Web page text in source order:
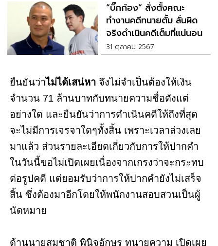
“บิ๊กก้อง” สั่งตั้งคณะ
ทำงานคดีทนายตั้ม ลั่นผิด
จริงดำเนินคดีเต็มที่แน่นอน
31 ตุลาคม 2567
ยืนยันว่าไม่ได้เสน่หา จึงไม่จำเป็นต้องให้เงิน
จำนวน 71 ล้านบาทกับทนายความชื่อดังแต่
อย่างใด และยืนยันว่าการดำเนินคดีให้ถึงที่สุด
จะไม่มีการเจรจาใดๆทั้งสิ้น เพราะเวลาล่วงเลย
มาแล้ว ส่วนรายละเอียดเกี่ยวกับการให้ปากคำ
ในวันนี้ขอไม่เปิดเผยเนื่องจากเกรงว่าจะกระทบ
ต่อรูปคดี แต่ยอมรับว่าการให้ปากคำยังไม่เสร็จ
สิ้น ซึ่งต้องมาอีกโดยให้พนักงานสอบสวนเป็นผู้
นัดหมาย
ด้านนายสมชาติ พินิจอักษร ทนายความ เปิดเผย